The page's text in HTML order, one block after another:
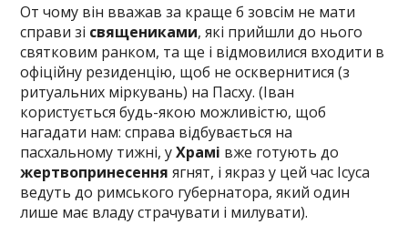
От чому він вважав за краще б зовсім не мати
справи зі священиками, які прийшли до нього
святковим ранком, та ще і відмовилися входити в
офіційну резиденцію, щоб не осквернитися (з
ритуальних міркувань) на Пасху. (Іван
користується будь-якою можливістю, щоб
нагадати нам: справа відбувається на
пасхальному тижні, уХрамі вже готують до
жертвопринесенняягнят, і якраз у цей час Ісуса
ведуть до римського губернатора, який один
лише має владу страчувати і милувати).